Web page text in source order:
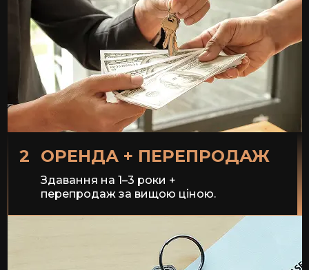
2 ОРЕНДА + ПЕРЕПРОДАЖ
Здавання на 1–3 роки +
перепродаж за вищою ціною.
ви отримуєте дохід.
перепродаєте з прибутком до 30%.
Ця схема дозволяє швидко відбити
та вийти у плюс.